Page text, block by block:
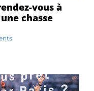
vous à
chasse